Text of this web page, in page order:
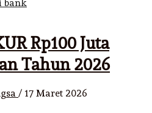
Rp100 Juta
Tahun 2026
/ 17 Maret 2026